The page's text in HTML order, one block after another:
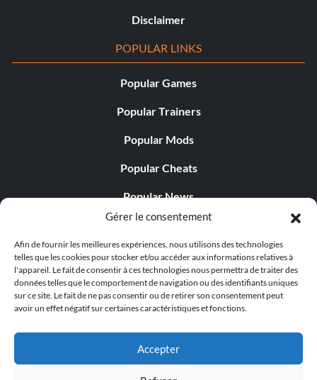
Gérer le consentement
Afin de fournir les meilleures expériences, nous utilisons des technologies
telles que les cookies pour stocker et/ou accéder aux informations relatives à
l'appareil. Le fait de consentir à ces technologies nous permettra de traiter des
données telles que le comportement de navigation ou des identifiants uniques
sur ce site. Le fait de ne pas consentir ou de retirer son consentement peut
avoir un effet négatif sur certaines caractéristiques et fonctions.
Accepter
Disclaimer
POPULAR LINKS
Popular Games
Popular Trainers
Popular Mods
Popular Cheats
Popular News
Popular Editorials
Popular Free Games
LATEST UPDATES